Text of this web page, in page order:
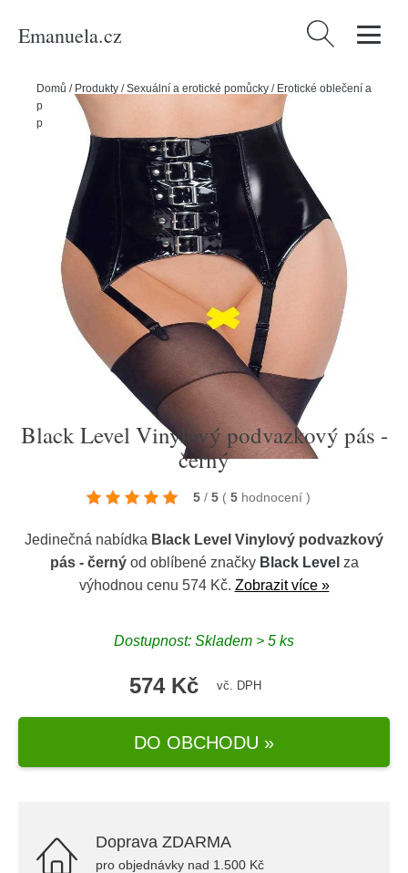
Emanuela.cz Vyhledávání
Domů / Produkty /Sexuální a erotické pomůcky / Erotické oblečení a
prádlo
Dámské erotické prádlo
Dámské erotické podvazky a
podvazkové pásy
Black Level Vinylový podvazkový pás - černý
Black Level Vinylový podvazkový pás -
černý
5 / 5 ( 5 hodnocení )
Jedinečná nabídka Black Level Vinylový podvazkový
pás - černýod oblíbené značky Black Level za
výhodnou cenu 574 Kč. Zobrazit více »
Dostupnost: Skladem > 5 ks
574 Kč vč. DPH
DO OBCHODU »
Doprava ZDARMA
pro objednávky nad 1.500 Kč